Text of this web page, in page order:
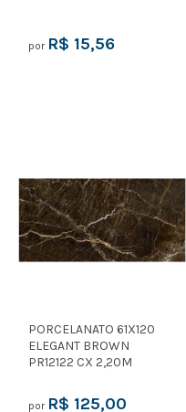
por R$ 15,56
PORCELANATO 61X120
ELEGANT BROWN
PR12122 CX 2,20M
por R$ 125,00